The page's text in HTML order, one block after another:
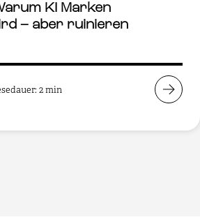
KI Marken
– aber ruinieren
2 min